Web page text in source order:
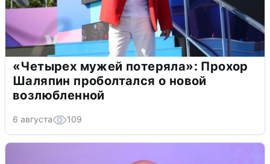
«Четырех мужей потеряла»: Прохор
Шаляпин проболтался о новой
возлюбленной
6 августа 109